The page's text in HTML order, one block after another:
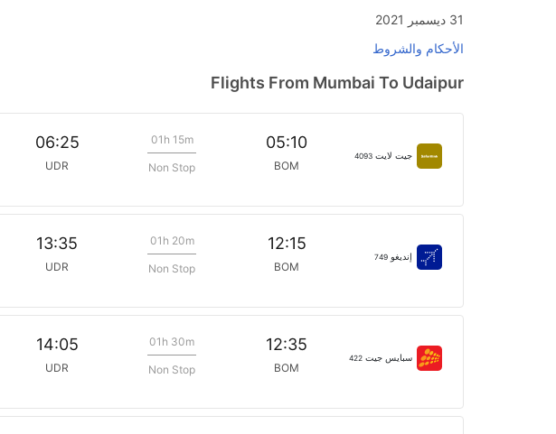
31 ديسمبر 2021
الأحكام والشروط
Flights From Mumbai To Udaipur
جيت لايت 4093
05:10
BOM
01h 15m
Non Stop
06:25
UDR
إنديغو 749
12:15
BOM
01h 20m
Non Stop
13:35
UDR
سبايس جيت 422
12:35
BOM
01h 30m
Non Stop
14:05
UDR